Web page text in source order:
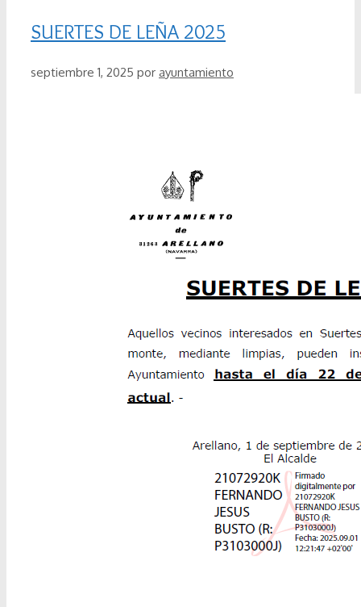
SUERTES DE LEÑA 2025
septiembre 1, 2025 por ayuntamiento